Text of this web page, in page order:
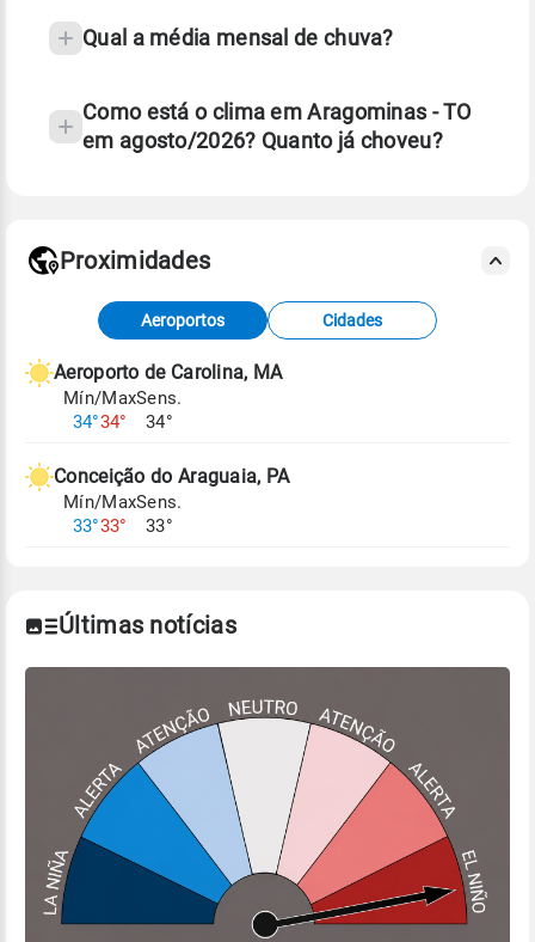
Qual a média mensal de chuva?
Como está o clima em Aragominas - TO
em agosto/2026? Quanto já choveu?
Fonte: dados combinados de estações
meteorológicas e satélite do Centro de Previsão
de Tempo e Estudos Climáticos (CPTEC).
Para obter mais informações sobre os dados
Proximidades
Aeroportos Cidades
Aeroporto de Carolina, MA
Mín/Max
34°34°
Sens.
34°
Conceição do Araguaia, PA
Mín/Max
33°33°
Sens.
33°
Últimas notícias